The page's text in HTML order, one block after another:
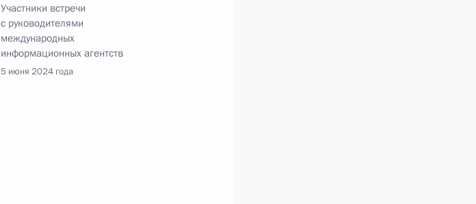
Участники встречи
с руководителями
международных
информационных агентств
5 июня 2024 года